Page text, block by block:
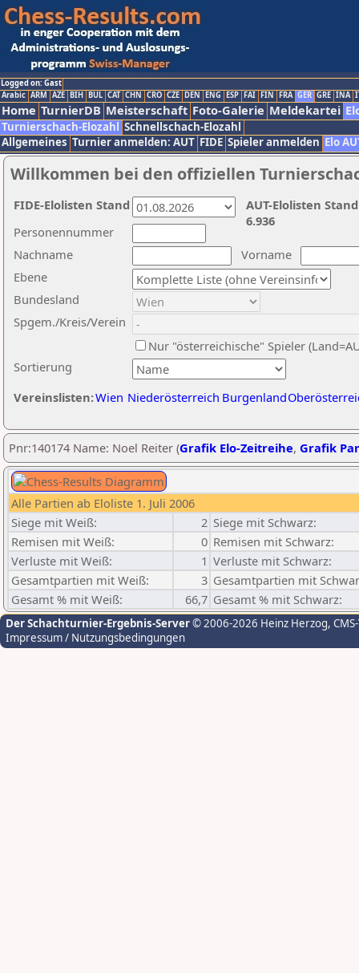
Logged on: Gast
Arabic ARM AZE BIH BUL CAT CHN CRO CZE DEN ENG ESP FAI FIN FRA GER GRE INA
Home TurnierDB Meisterschaft Foto-Galerie Meldekartei
Turnierschach-Elozahl Schnellschach-Elozahl
Allgemeines Turnier anmelden: AUT FIDE Spieler anmelden Elo
Willkommen bei den offiziellen
Nachname
Vorname
Ebene
Sortierung
Personennummer
Bundesland
Spgem./Kreis/Verein
Nur "österreichische" Spieler
Vereinslisten:Wien Niederösterreich Burgenland
AUT-Elolisten
6.936
FIDE-Elolisten Stand
Pnr:140174 Name: Noel Reiter (Grafik Elo-Zeitreihe, Grafik
Alle Partien ab Eloliste 1. Juli 2006
Siege mit Weiß:
2 Siege mit Schwarz:
Remisen mit Weiß:
0 Remisen mit Schwarz:
Verluste mit Weiß:
1 Verluste mit Schwarz:
Gesamtpartien mit Weiß:
3 Gesamtpartien mit
Gesamt % mit Weiß:
66,7 Gesamt % mit Schwarz:
Der Schachturnier-Ergebnis-Server© 2006-2026 Heinz Herzog,
Impressum / Nutzungsbedingungen